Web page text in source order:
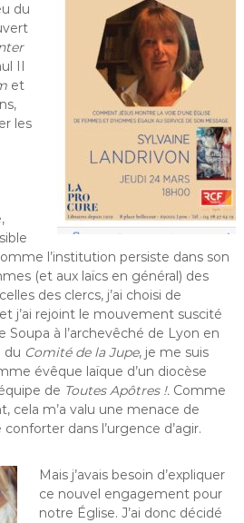
du
II
et
les
l’institution persiste dans son
(et aux laïcs en général) des
des clercs, j’ai choisi de
j’ai rejoint le mouvement suscité
Soupa à l’archevêché de Lyon en
du Comité de la Jupe, je me suis
évêque laïque d’un diocèse
de Toutes Apôtres !. Comme
cela m’a valu une menace de
dans l’urgence d’agir.
Mais j’avais besoin d’expliquer
ce nouvel engagement pour
notre Église. J’ai donc décidé